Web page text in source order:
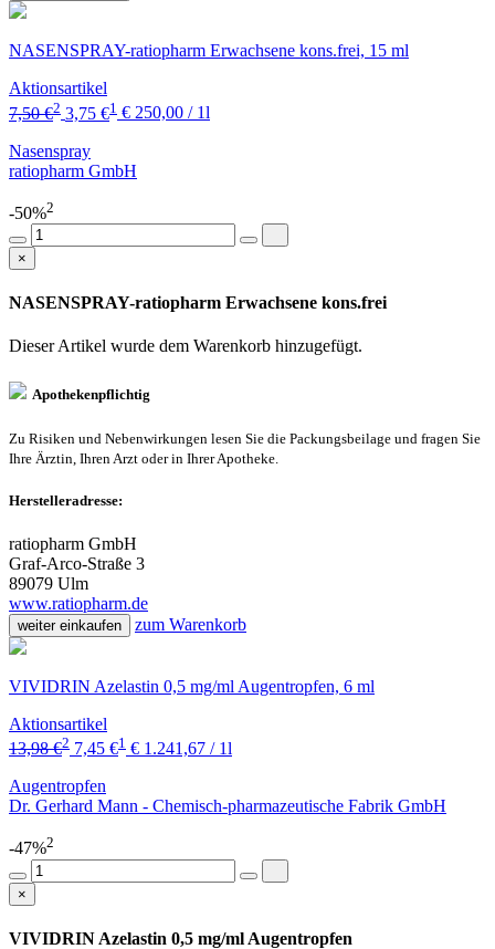
NASENSPRAY-ratiopharm Erwachsene kons.frei, 15 ml
Aktionsartikel
7,50 €2 3,75 €1 € 250,00 / 1l
Nasenspray
ratiopharm GmbH
-50%2
×
NASENSPRAY-ratiopharm Erwachsene kons.frei
Dieser Artikel wurde dem Warenkorb hinzugefügt.
Apothekenpflichtig
Zu Risiken und Nebenwirkungen lesen Sie die Packungsbeilage und fragen Sie
Ihre Ärztin, Ihren Arzt oder in Ihrer Apotheke.
Herstelleradresse:
ratiopharm GmbH
Graf-Arco-Straße 3
89079 Ulm
www.ratiopharm.de
weiter einkaufen zum Warenkorb
VIVIDRIN Azelastin 0,5 mg/ml Augentropfen, 6 ml
Aktionsartikel
13,98 €2 7,45 €1 € 1.241,67 / 1l
Augentropfen
Dr. Gerhard Mann - Chemisch-pharmazeutische Fabrik GmbH
-47%2
×
VIVIDRIN Azelastin 0,5 mg/ml Augentropfen